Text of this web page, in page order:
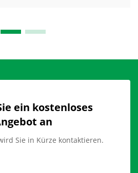
ein kostenloses
an
Sie in Kürze kontaktieren.